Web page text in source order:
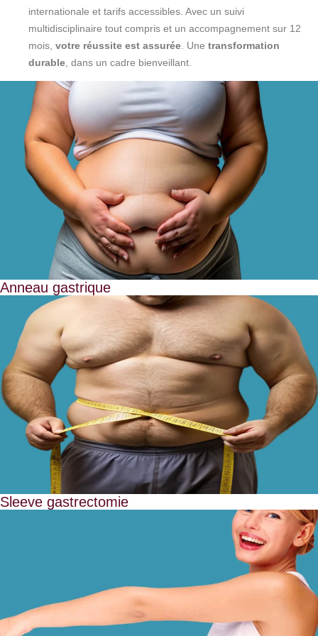
internationale et tarifs accessibles. Avec un suivi
multidisciplinaire tout compris et un accompagnement sur 12
mois, votre réussite est assurée . Une transformation
durable , dans un cadre bienveillant.
Anneau gastrique
Sleeve gastrectomie